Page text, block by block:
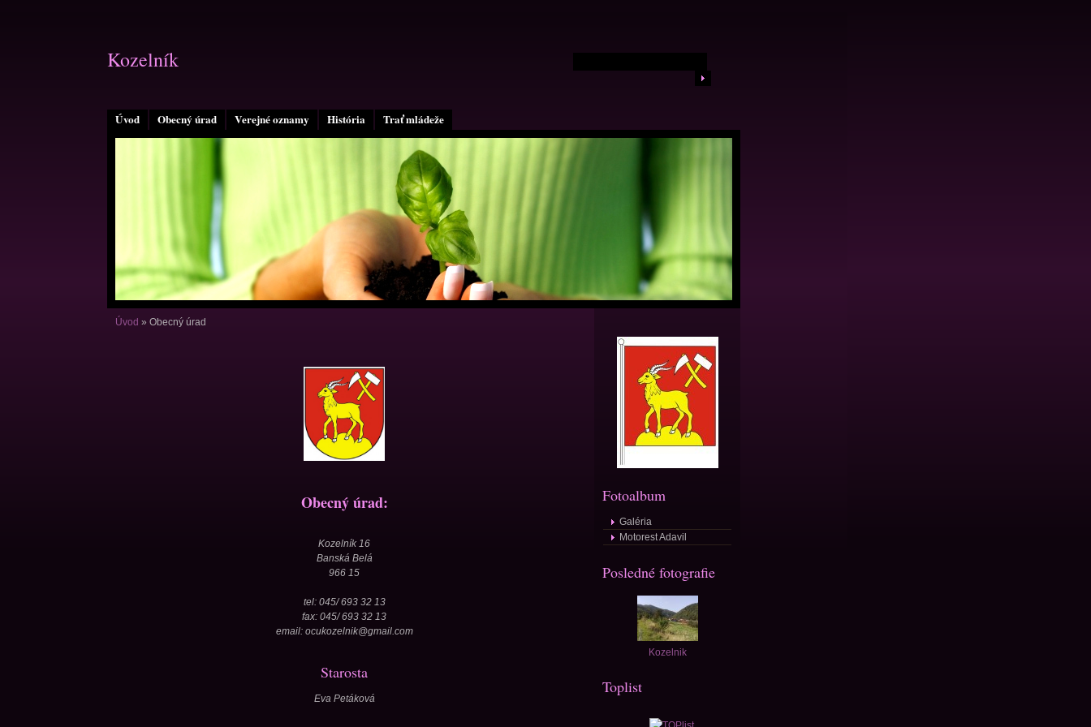
Úvod Obecný úrad Verejné oznamy História Trať mládeže
Kozelník
Úvod » Obecný úrad
Obecný úrad:
Kozelník 16
Banská Belá
966 15
tel: 045/ 693 32 13
fax: 045/ 693 32 13
email: ocukozelnik@gmail.com
Starosta
Eva Petáková
Fotoalbum
Galéria
Motorest Adavil
Posledné fotografie
Kozelnik
Toplist